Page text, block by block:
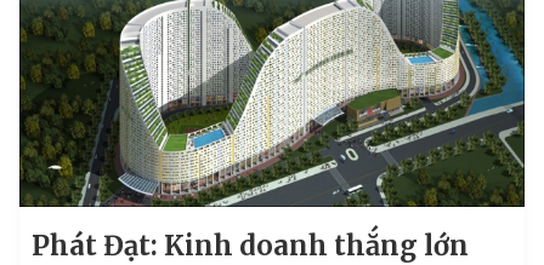
Phát Đạt: Kinh doanh thắng lớn